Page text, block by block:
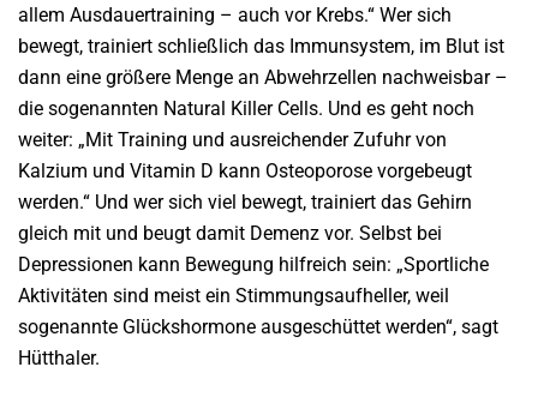
allem Ausdauertraining – auch vor Krebs.“ Wer sich
bewegt, trainiert schließlich das Immunsystem, im Blut ist
dann eine größere Menge an Abwehrzellen nachweisbar –
die sogenannten Natural Killer Cells. Und es geht noch
weiter: „Mit Training und ausreichender Zufuhr von
Kalzium und Vitamin D kann Osteoporose vorgebeugt
werden.“ Und wer sich viel bewegt, trainiert das Gehirn
gleich mit und beugt damit Demenz vor. Selbst bei
Depressionen kann Bewegung hilfreich sein: „Sportliche
Aktivitäten sind meist ein Stimmungsaufheller, weil
sogenannte Glückshormone ausgeschüttet werden“, sagt
Hütthaler.